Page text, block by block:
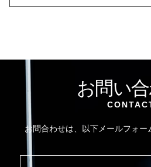
お問い
お問合わせは、以下メールフォ